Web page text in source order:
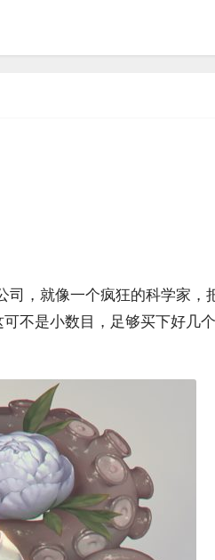
司，就像一个疯狂的科学家，
不是小数目，足够买下好几